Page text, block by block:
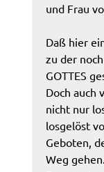
und Frau
Daß hier
zu der
GOTTES
Doch auch
nicht nur
losgelöst
Geboten,
Weg gehen.